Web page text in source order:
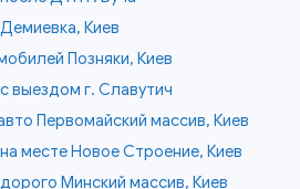
Киев
Позняки, Киев
выездом г. Славутич
Первомайский массив, Киев
месте Новое Строение, Киев
Минский массив, Киев